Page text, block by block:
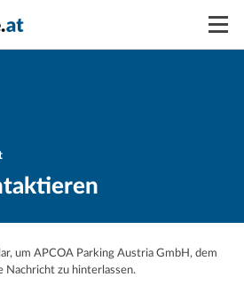
um APCOA Parking Austria GmbH, dem
Nachricht zu hinterlassen.